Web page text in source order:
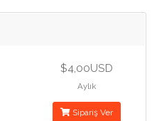
$4,00USD
Aylık
Sipariş Ver